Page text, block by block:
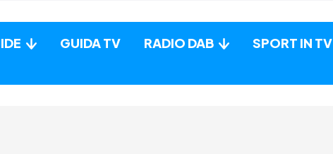
GUIDA TV RADIO DAB SPORT IN TV